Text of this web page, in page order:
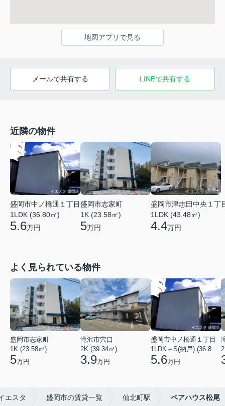
地図アプリで見る
メールで共有する LINEで共有する
近隣の物件
盛岡市中ノ橋通１丁目
1LDK (36.80㎡)
5.6万円
盛岡市志家町
1K (23.58㎡)
5万円
盛岡市津志田中央１丁
1LDK (43.48㎡)
4.4万円
よく見られている物件
盛岡市志家町
1K (23.58㎡)
5万円
滝沢市穴口
2K (39.34㎡)
3.9万円
盛岡市中ノ橋通１丁目
1LDK＋S(納戸) (36.80㎡)
5.6万円
エスタ 盛岡市の賃貸一覧 仙北町駅 ペアハウス松尾